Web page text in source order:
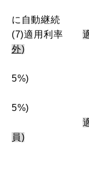
※満期後は
に自動継続
(7)適用利率
外)
期
5%)
期
5%)
員)
期
期